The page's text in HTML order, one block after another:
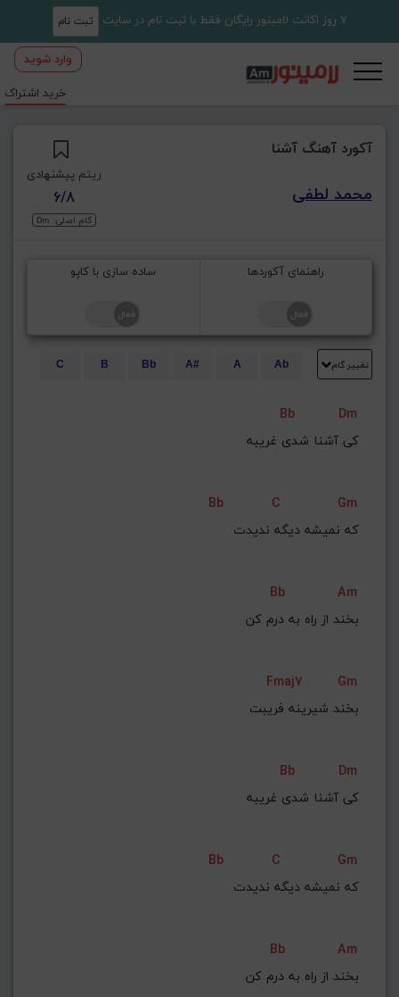
7 روز اکانت لامینور رایگان فقط با ثبت نام در سایت ثبت نام
وارد شوید
خرید اشتراک
آکورد آهنگ آشنا
محمد لطفی
ریتم پیشنهادی
6/8
گام اصلی: Dm
راهنمای آکوردها ساده سازی با کاپو
تغییر گام Ab
A
A#
Bb
B
C
Bb
Dm
ﻛﻰ آﺷﻨﺎ ﺷﺪی ﻏﺮﻳﺒﻪ
Bb C
Gm
ﻛﻪ ﻧﻤﻴﺸﻪ دﻳﮕﻪ ﻧﺪﻳﺪت
Bb
Am
ﺑﺨﻨﺪ از راه ﺑﻪ درم ﻛﻦ
Fmaj7
Gm
ﺑﺨﻨﺪ ﺷﻴﺮﻳﻨﻪ ﻓﺮﻳﺒﺖ
Bb
Dm
ﻛﻰ آﺷﻨﺎ ﺷﺪی ﻏﺮﻳﺒﻪ
Bb C
Gm
ﻛﻪ ﻧﻤﻴﺸﻪ دﻳﮕﻪ ﻧﺪﻳﺪت
Bb
Am
ﺑﺨﻨﺪ از راه ﺑﻪ درم ﻛﻦ